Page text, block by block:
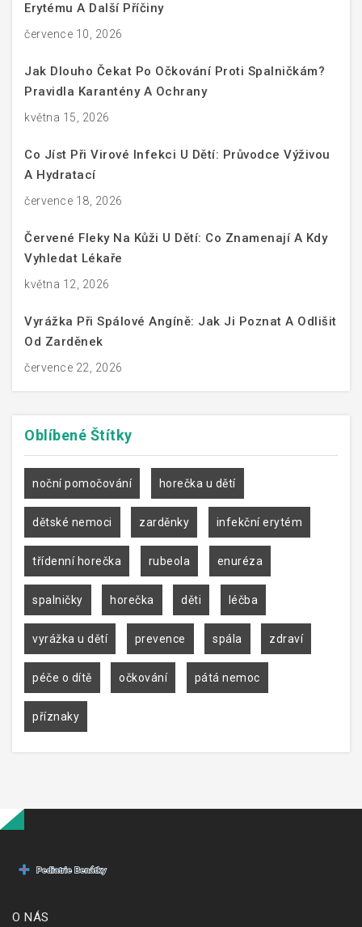
Erytému A Další Příčiny
července 10, 2026
Jak Dlouho Čekat Po Očkování Proti Spalničkám?
Pravidla Karantény A Ochrany
května 15, 2026
Co Jíst Při Virové Infekci U Dětí: Průvodce Výživou
A Hydratací
července 18, 2026
Červené Fleky Na Kůži U Dětí: Co Znamenají A Kdy
Vyhledat Lékaře
května 12, 2026
Vyrážka Při Spálové Angíně: Jak Ji Poznat A Odlišit
Od Zarděnek
července 22, 2026
Oblíbené Štítky
noční pomočování horečka u dětí
dětské nemoci zarděnky infekční erytém
třídenní horečka rubeola enuréza
spalničky horečka děti léčba
vyrážka u dětí prevence spála zdraví
péče o dítě očkování pátá nemoc
příznaky
O NÁS